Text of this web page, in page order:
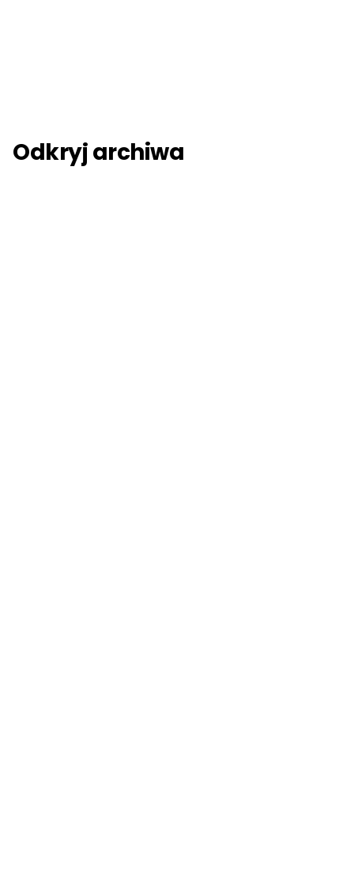
Odkryj archiwa